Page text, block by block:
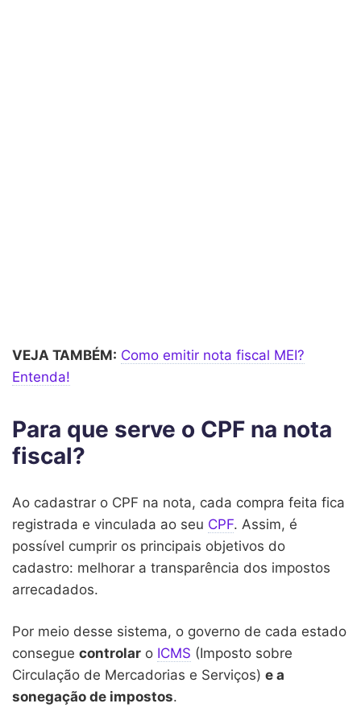
VEJA TAMBÉM: Como emitir nota fiscal MEI?
Entenda!
Para que serve o CPF na nota
fiscal?
Ao cadastrar o CPF na nota, cada compra feita fica
registrada e vinculada ao seu CPF. Assim, é
possível cumprir os principais objetivos do
cadastro: melhorar a transparência dos impostos
arrecadados.
Por meio desse sistema, o governo de cada estado
consegue controlar o ICMS (Imposto sobre
Circulação de Mercadorias e Serviços) e a
sonegação de impostos.